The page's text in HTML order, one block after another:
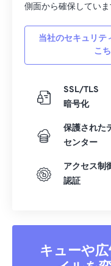
側面から確保していま
当社のセキュリテ
こ
SSL/TLS
暗号化
保護された
センター
アクセス制
認証
キューや